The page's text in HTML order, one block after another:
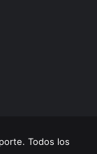
Todos los